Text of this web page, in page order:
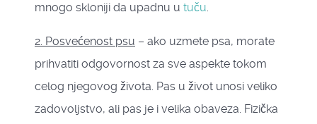
mnogo skloniji da upadnu u tuču.
2. Posvećenost psu – ako uzmete psa, morate
prihvatiti odgovornost za sve aspekte tokom
celog njegovog života. Pas u život unosi veliko
zadovoljstvo, ali pas je i velika obaveza. Fizička